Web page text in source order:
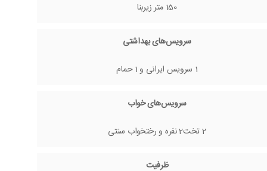
150 متر زیربنا
سرویس‌های بهداشتی
1 سرویس ایرانی و 1 حمام
سرویس‌های خواب
2 تخت2 نفره و رختخواب سنتی
ظرفیت